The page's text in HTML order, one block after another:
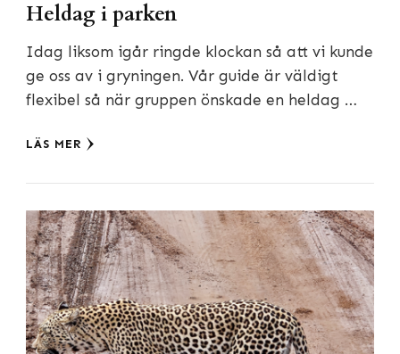
Heldag i parken
Idag liksom igår ringde klockan så att vi kunde
ge oss av i gryningen. Vår guide är väldigt
flexibel så när gruppen önskade en heldag …
LÄS MER